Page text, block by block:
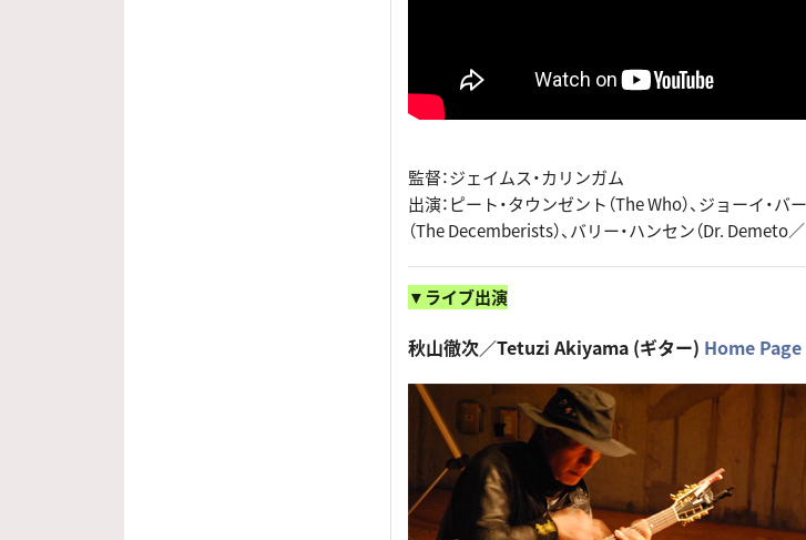
監督：ジェイムス・カリンガム
出演：ピート・タウンゼント（The Who）、ジョーイ・バ
（The Decemberists）、バリー・ハンセン（Dr.
▼ライブ出演
秋山徹次／Tetuzi Akiyama (ギター) Home Page